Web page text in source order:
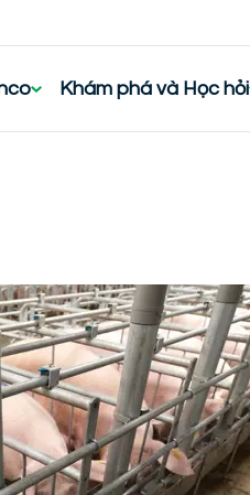
Khám phá và Học hỏi